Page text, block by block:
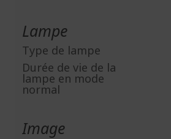
Lampe
Type de lampe
Durée de vie de la
lampe en mode
normal
Image